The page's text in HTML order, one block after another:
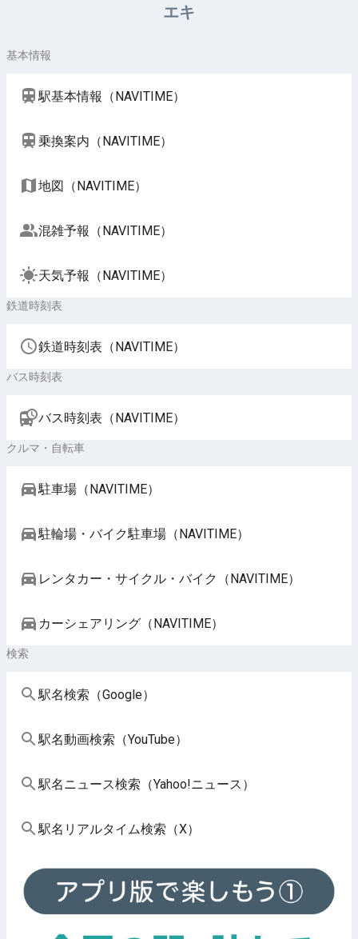
エキ
基本情報
駅基本情報（NAVITIME）
乗換案内（NAVITIME）
地図（NAVITIME）
混雑予報（NAVITIME）
天気予報（NAVITIME）
鉄道時刻表
鉄道時刻表（NAVITIME）
バス時刻表
バス時刻表（NAVITIME）
クルマ・自転車
駐車場（NAVITIME）
駐輪場・バイク駐車場（NAVITIME）
レンタカー・サイクル・バイク（NAVITIME）
カーシェアリング（NAVITIME）
検索
駅名検索（Google）
駅名動画検索（YouTube）
駅名ニュース検索（Yahoo!ニュース）
駅名リアルタイム検索（X）